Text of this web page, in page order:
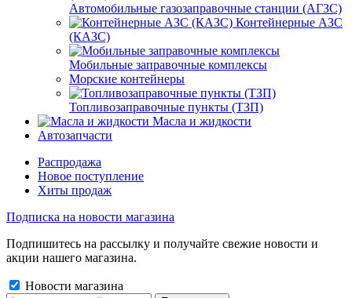
Автомобильные газозаправочные станции (АГЗС)
Контейнерные АЗС
(КАЗС)
Мобильные заправочные комплексы
Морские контейнеры
Топливозаправочные пункты (ТЗП)
Масла и жидкости
Автозапчасти
Распродажа
Новое поступление
Хиты продаж
Подписка на новости магазина
Подпишитесь на рассылку и получайте свежие новости и
акции нашего магазина.
Новости магазина